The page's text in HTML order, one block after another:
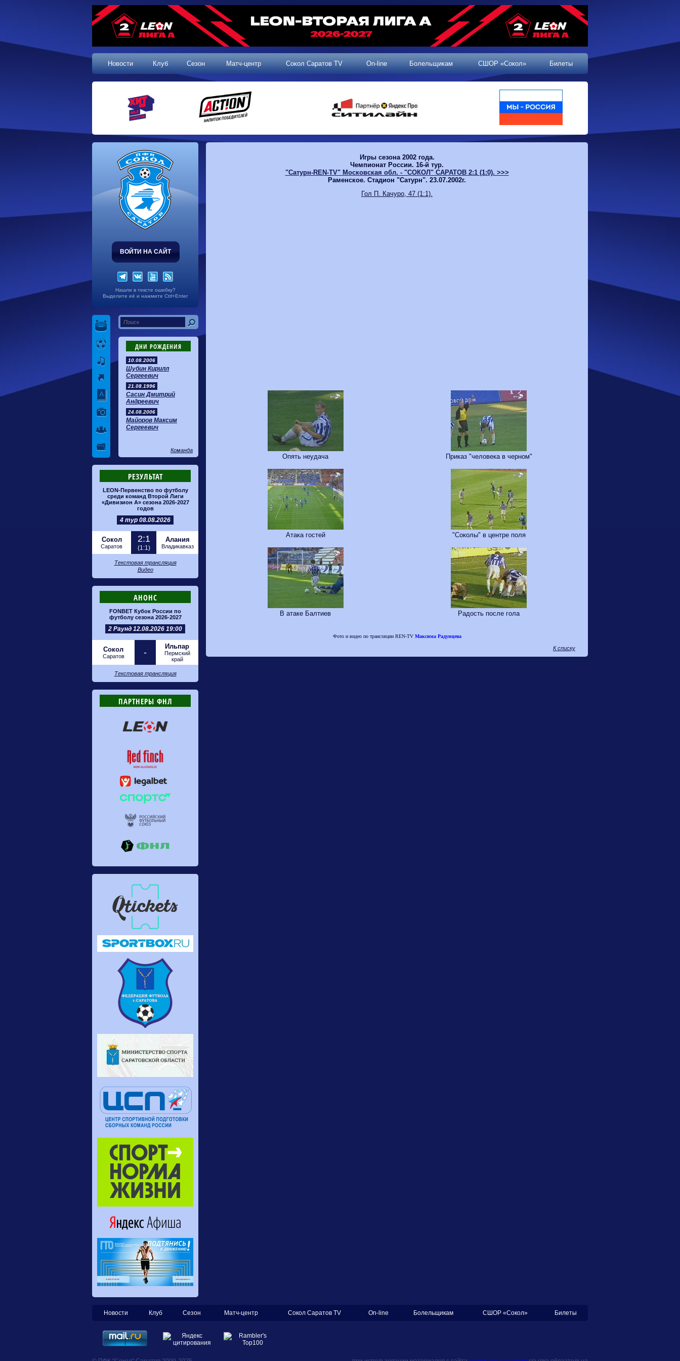
Новости Клуб Сезон Матч-центр Сокол Саратов TV On-line Болельщикам СШОР «Сокол» Билеты
ВОЙТИ НА САЙТ
Нашли в тексте ошибку?
Выделите её и нажмите Ctrl+Enter
ДНИ РОЖДЕНИЯ
10.08.2006
Шубин Кирилл
Сергеевич
21.08.1996
Сасин Дмитрий
Андреевич
24.08.2006
Майоров Максим
Сергеевич
Команда
РЕЗУЛЬТАТ
LEON-Первенство по футболу
среди команд Второй Лиги
«Дивизион А» сезона 2026-2027
годов
4 тур 08.08.2026
Сокол
Саратов
2:1
(1:1)
Алания
Владикавказ
Текстовая трансляция
Видео
АНОНС
FONBET Кубок России по
футболу сезона 2026-2027
2 Раунд 12.08.2026 19:00
Сокол
Саратов -
Ильпар
Пермский
край
Текстовая трансляция
ПАРТНЕРЫ ФНЛ
Игры сезона 2002 года.
Чемпионат России. 16-й тур.
"Сатурн-REN-TV" Московская обл. - "СОКОЛ" САРАТОВ 2:1 (1:0). >>>
Раменское. Стадион "Сатурн". 23.07.2002г.
Гол П. Качуро, 47 (1:1).
Опять неудача Приказ "человека в черном"
Атака гостей "Соколы" в центре поля
В атаке Балтиев Радость после гола
Фото и видео по трансляции REN-TV Максима Радунцева
К списку
Новости Клуб Сезон Матч-центр Сокол Саратов TV On-line Болельщикам СШОР «Сокол» Билеты